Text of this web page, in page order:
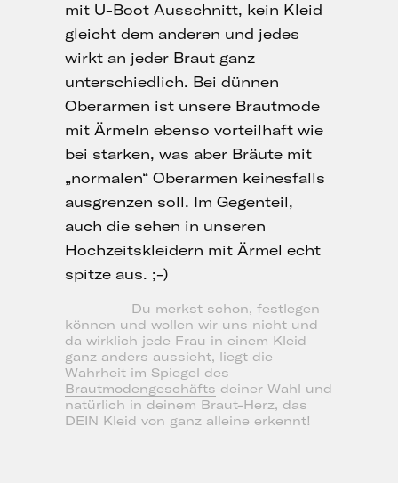
mit U-Boot Ausschnitt, kein Kleid
gleicht dem anderen und jedes
wirkt an jeder Braut ganz
unterschiedlich. Bei dünnen
Oberarmen ist unsere Brautmode
mit Ärmeln ebenso vorteilhaft wie
bei starken, was aber Bräute mit
„normalen“ Oberarmen keinesfalls
ausgrenzen soll. Im Gegenteil,
auch die sehen in unseren
Hochzeitskleidern mit Ärmel echt
spitze aus. ;-)
Du merkst schon, festlegen
können und wollen wir uns nicht und
da wirklich jede Frau in einem Kleid
ganz anders aussieht, liegt die
Wahrheit im Spiegel des
Brautmodengeschäfts deiner Wahl und
natürlich in deinem Braut-Herz, das
DEIN Kleid von ganz alleine erkennt!